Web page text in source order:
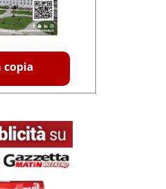
copia